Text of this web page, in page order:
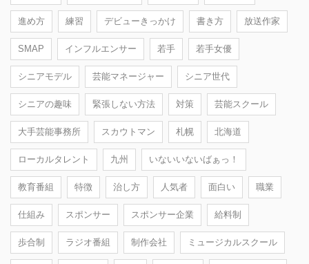
進め方 練習 デビューきっかけ 書き方 放送作家
SMAP インフルエンサー 若手 若手女優
シニアモデル 芸能マネージャー シニア世代
シニアの趣味 緊張しない方法 対策 芸能スクール
大手芸能事務所 スカウトマン 札幌 北海道
ローカルタレント 九州 いないいないばぁっ！
教育番組 特徴 治し方 人気者 面白い 職業
仕組み スポンサー スポンサー企業 給料制
歩合制 ラジオ番組 制作会社 ミュージカルスクール